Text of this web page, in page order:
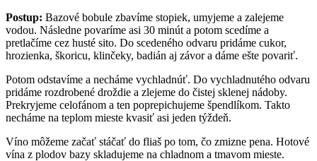
Postup: Bazové bobule zbavíme stopiek, umyjeme a zalejeme
vodou. Následne povaríme asi 30 minút a potom scedíme a
pretlačíme cez husté sito. Do scedeného odvaru pridáme cukor,
hrozienka, škoricu, klinčeky, badián aj závor a dáme ešte povariť.
Potom odstavíme a necháme vychladnúť. Do vychladnutého odvaru
pridáme rozdrobené droždie a zlejeme do čistej sklenej nádoby.
Prekryjeme celofánom a ten poprepichujeme špendlíkom. Takto
necháme na teplom mieste kvasiť asi jeden týždeň.
Víno môžeme začať stáčať do fliaš po tom, čo zmizne pena. Hotové
vína z plodov bazy skladujeme na chladnom a tmavom mieste.